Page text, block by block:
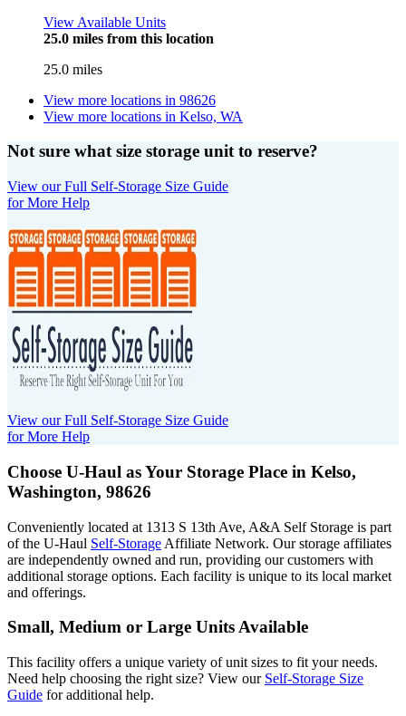
View Available Units
25.0 miles from this location
25.0 miles
View more locations in 98626
View more locations in Kelso, WA
Not sure what size storage unit to reserve?
View our Full Self-Storage Size Guide
for More Help
View our Full Self-Storage Size Guide
for More Help
Choose U-Haul as Your Storage Place in Kelso,
Washington, 98626
Conveniently located at 1313 S 13th Ave, A&A Self Storage is part
of the U-Haul Self-Storage Affiliate Network. Our storage affiliates
are independently owned and run, providing our customers with
additional storage options. Each facility is unique to its local market
and offerings.
Small, Medium or Large Units Available
This facility offers a unique variety of unit sizes to fit your needs.
Need help choosing the right size? View our Self-Storage Size
Guide for additional help.